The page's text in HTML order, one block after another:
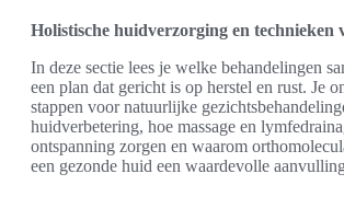
Holistische huidverzorging en technieken
In deze sectie lees je welke behandelingen
een plan dat gericht is op herstel en rust. Je
stappen voor natuurlijke
huidverbetering, hoe massage en
ontspanning zorgen en waarom
een gezonde huid een waardevolle